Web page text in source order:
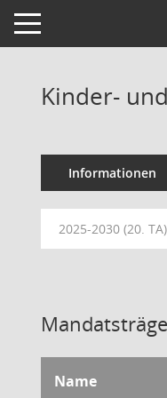
Toggle navigation
Kinder-
Informationen
2025-2030 (20. TA)
Name